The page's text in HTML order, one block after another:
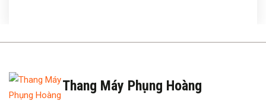
Thang Máy Phụng Hoàng